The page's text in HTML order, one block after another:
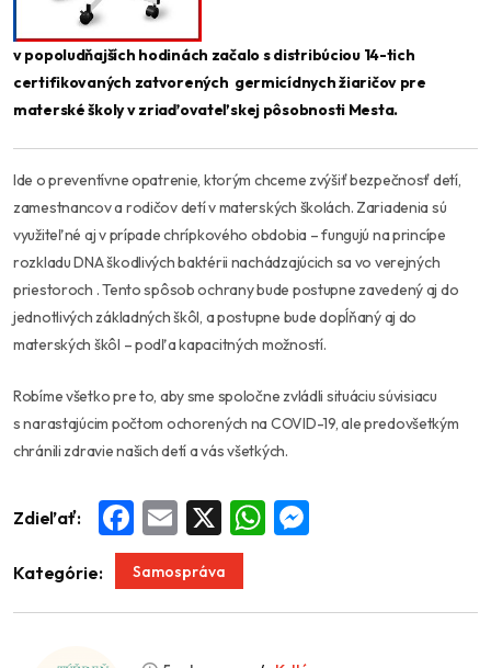
v popoludňajších hodinách začalo s distribúciou 14-tich
certifikovaných zatvorených germicídnych žiaričov pre
materské školy v zriaďovateľskej pôsobnosti Mesta.
Ide o preventívne opatrenie, ktorým chceme zvýšiť bezpečnosť detí,
zamestnancov a rodičov detí v materských školách. Zariadenia sú
využiteľné aj v prípade chrípkového obdobia – fungujú na princípe
rozkladu DNA škodlivých baktérii nachádzajúcich sa vo verejných
priestoroch . Tento spôsob ochrany bude postupne zavedený aj do
jednotlivých základných škôl, a postupne bude dopĺňaný aj do
materských škôl – podľa kapacitných možností.
Robíme všetko pre to, aby sme spoločne zvládli situáciu súvisiacu
s narastajúcim počtom ochorených na COVID-19, ale predovšetkým
chránili zdravie našich detí a vás všetkých.
Zdieľať: Facebook
Email WhatsApp
Kategórie: Samospráva